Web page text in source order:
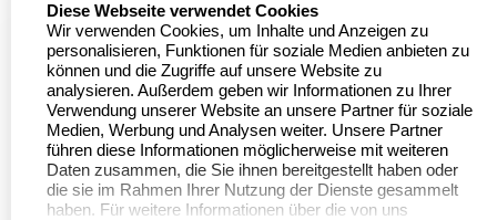
Diese Webseite verwendet Cookies
Wir verwenden Cookies, um Inhalte und Anzeigen zu
personalisieren, Funktionen für soziale Medien anbieten zu
können und die Zugriffe auf unsere Website zu
analysieren. Außerdem geben wir Informationen zu Ihrer
Verwendung unserer Website an unsere Partner für soziale
Medien, Werbung und Analysen weiter. Unsere Partner
führen diese Informationen möglicherweise mit weiteren
Daten zusammen, die Sie ihnen bereitgestellt haben oder
die sie im Rahmen Ihrer Nutzung der Dienste gesammelt
haben. Für weitere Informationen über die von uns